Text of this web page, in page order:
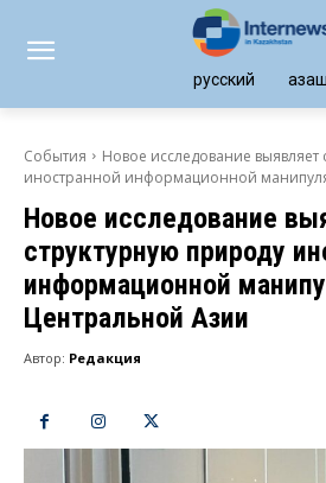
русский
События
Новое исследование выявляет
иностранной информационной
Новое исследование
структурную природу
информационной
Центральной Азии
Автор: Редакция